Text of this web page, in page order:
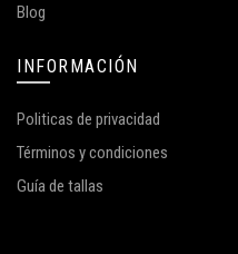
Blog
INFORMACIÓN
Politicas de privacidad
Términos y condiciones
Guía de tallas